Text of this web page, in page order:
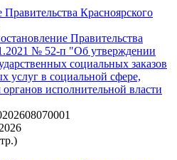
Красноярского
Правительства
№ 52-п "Об утверждении
социальных заказов
услуг в социальной сфере,
исполнительной власти